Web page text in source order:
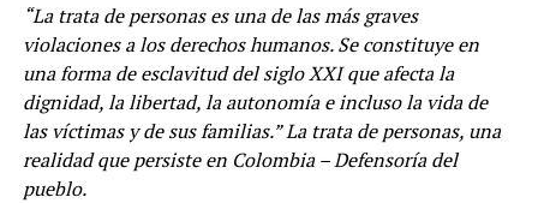
“La trata de personas es una de las más graves
violaciones a los derechos humanos. Se constituye en
una forma de esclavitud del siglo XXI que afecta la
dignidad, la libertad, la autonomía e incluso la vida de
las víctimas y de sus familias.” La trata de personas, una
realidad que persiste en Colombia– Defensoría del
pueblo.